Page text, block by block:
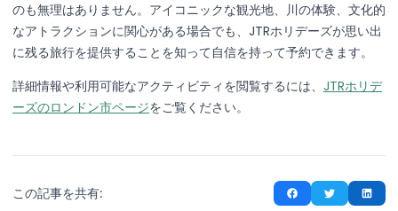
のも無理はありません。アイコニックな観光地、川の体験、文化的
なアトラクションに関心がある場合でも、JTRホリデーズが思い出
に残る旅行を提供することを知って自信を持って予約できます。
詳細情報や利用可能なアクティビティを閲覧するには、 JTRホリデ
ーズのロンドン市ページをご覧ください。
この記事を共有: